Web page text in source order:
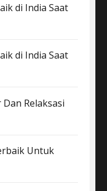
di India Saat
di India Saat
Relaksasi
Untuk